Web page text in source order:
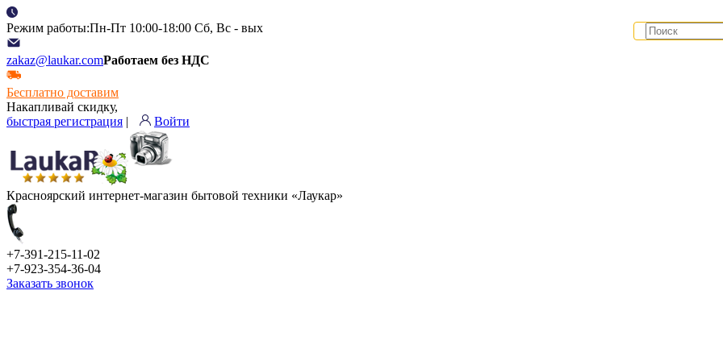
Режим работы:Пн-Пт 10:00-18:00 Сб, Вс - вых
zakaz@laukar.comРаботаем без НДС
Бесплатно доставим
Накапливай скидку,
быстрая регистрация | Войти
Красноярский интернет-магазин бытовой техники «Лаукар»
+7-391-215-11-02
+7-923-354-36-04
Заказать звонок